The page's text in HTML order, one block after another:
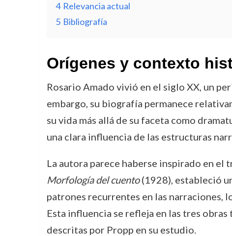
4 Relevancia actual
5 Bibliografía
Orígenes y contexto
Rosario Amado vivió en el siglo XX, un
embargo, su biografía permanece
su vida más allá de su faceta como
una clara influencia de las estructuras
La autora parece haberse inspirado en
Morfología del cuento(1928), estableció
patrones recurrentes en las narraciones,
Esta influencia se refleja en las tres
descritas por Propp en su estudio.